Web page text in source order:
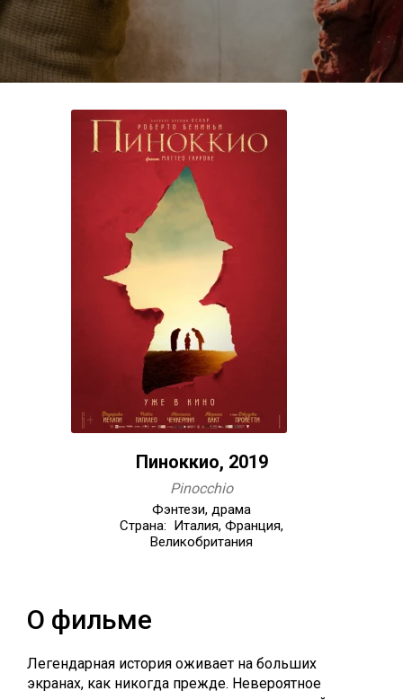
Пиноккио, 2019
Pinocchio
Фэнтези, драма
Страна: Италия, Франция,
Великобритания
О фильме
Легендарная история оживает на больших
экранах, как никогда прежде. Невероятное